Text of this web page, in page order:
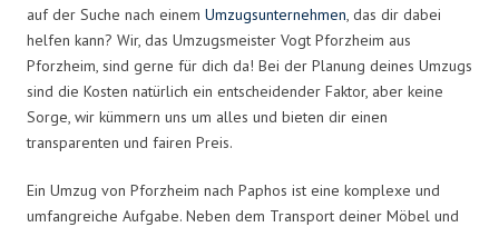
auf der Suche nach einem Umzugsunternehmen, das dir dabei
helfen kann? Wir, das Umzugsmeister Vogt Pforzheim aus
Pforzheim, sind gerne für dich da! Bei der Planung deines Umzugs
sind die Kosten natürlich ein entscheidender Faktor, aber keine
Sorge, wir kümmern uns um alles und bieten dir einen
transparenten und fairen Preis.
Ein Umzug von Pforzheim nach Paphos ist eine komplexe und
umfangreiche Aufgabe. Neben dem Transport deiner Möbel und